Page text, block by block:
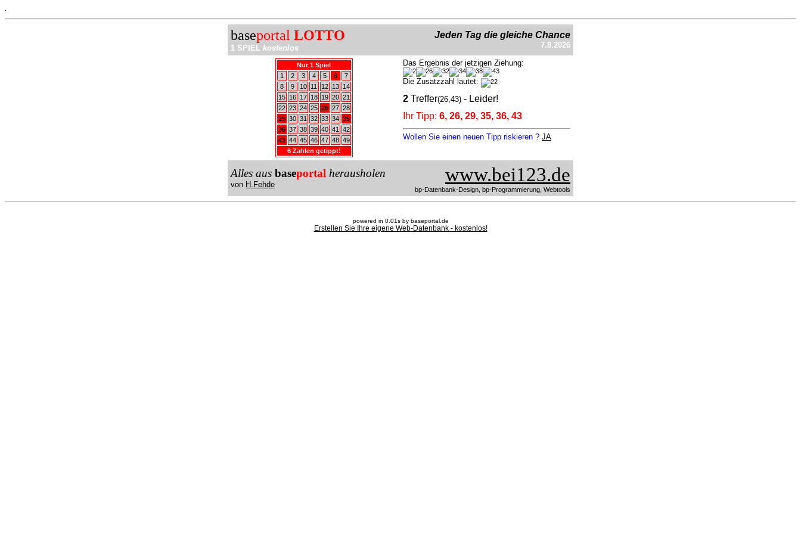
baseportal LOTTO
1 SPIEL kostenlos
Jeden Tag die gleiche Chance
7.8.2026
Nur 1 Spiel
1
2 3 4 5 6
7
8
9 10 11 12 13
14
15
16 17 18 19 20 21
22 23 24 25 26 27 28
29 30 31 32 33 34 35
36 37 38 39 40 41
42
43 44 45 46 47 48 49
6 Zahlen getippt!
Das Ergebnis der jetzigen Ziehung:
Die Zusatzzahl lautet:
2 Treffer(26,43) - Leider!
Ihr Tipp: 6, 26, 29, 35, 36, 43
Wollen Sie einen neuen Tipp riskieren ? JA
Alles aus baseportal herausholen
von H.Fehde www.bei123.de
bp-Datenbank-Design, bp-Programmierung, Webtools
powered in 0.01s by baseportal.de
Erstellen Sie Ihre eigene Web-Datenbank - kostenlos!